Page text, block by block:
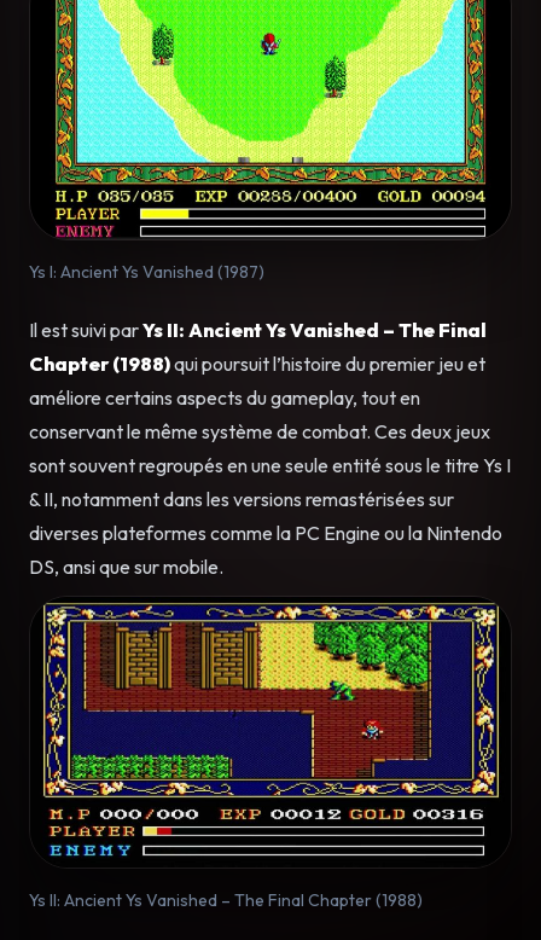
Ys I: Ancient Ys Vanished (1987)
Il est suivi parYs II: Ancient Ys Vanished – The Final
Chapter (1988)qui poursuit l’histoire du premier jeu et
améliore certains aspects du gameplay, tout en
conservant le même système de combat. Ces deux jeux
sont souvent regroupés en une seule entité sous le titre Ys I
& II, notamment dans les versions remastérisées sur
diverses plateformes comme la PC Engine ou la Nintendo
DS, ansi que sur mobile.
Ys II: Ancient Ys Vanished – The Final Chapter (1988)